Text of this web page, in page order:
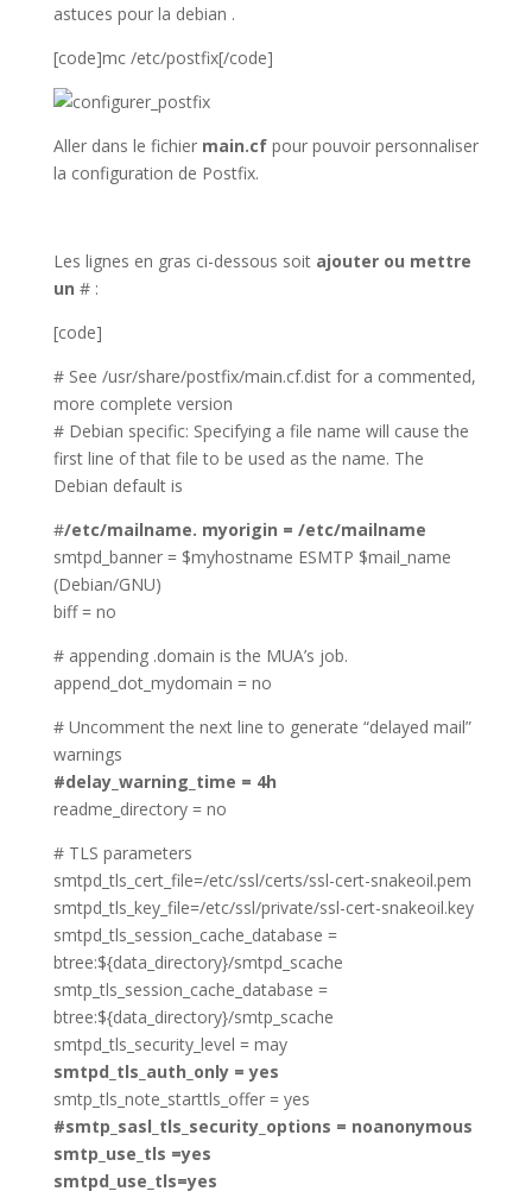
astuces pour la debian .
[code]mc /etc/postfix[/code]
Aller dans le fichier main.cfpour pouvoir personnaliser
la configuration de Postfix.
Les lignes en gras ci-dessous soit ajouter ou mettre
un # :
[code]
# See /usr/share/postfix/main.cf.dist for a commented,
more complete version
# Debian specific: Specifying a file name will cause the
first line of that file to be used as the name. The
Debian default is
#/etc/mailname. myorigin = /etc/mailname
smtpd_banner = $myhostname ESMTP $mail_name
(Debian/GNU)
biff = no
# appending .domain is the MUA’s job.
append_dot_mydomain = no
# Uncomment the next line to generate “delayed mail”
warnings
#delay_warning_time = 4h
readme_directory = no
# TLS parameters
smtpd_tls_cert_file=/etc/ssl/certs/ssl-cert-snakeoil.pem
smtpd_tls_key_file=/etc/ssl/private/ssl-cert-snakeoil.key
smtpd_tls_session_cache_database =
btree:${data_directory}/smtpd_scache
smtp_tls_session_cache_database =
btree:${data_directory}/smtp_scache
smtpd_tls_security_level = may
smtpd_tls_auth_only = yes
smtp_tls_note_starttls_offer = yes
#smtp_sasl_tls_security_options = noanonymous
smtp_use_tls =yes
smtpd_use_tls=yes